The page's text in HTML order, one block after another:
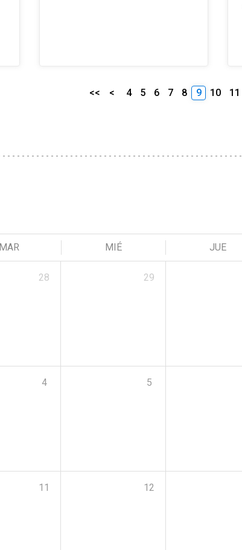
<< < 4 5 6 7 8 9 10 11
MAR MIÉ JUE
28 29
4 5
11 12